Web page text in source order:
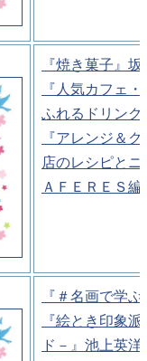
『焼き菓子』
『人気カフェ
ふれるドリン
『アレンジ＆
店のレシピと
ＡＦＥＲＥＳ
『＃名画で学
『絵とき印象
ド－』池上英